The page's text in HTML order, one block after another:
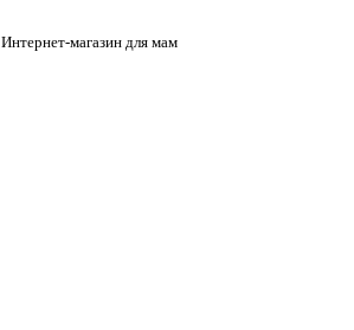
Интернет-магазин для мам